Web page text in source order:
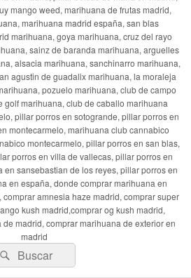
mango weed, marihuana de frutas madrid,
marihuana madrid españa, san blas
marihuana, goya marihuana, cruz del rayo
sainz de baranda marihuana, arguelles
alsacia marihuana, sanchinarro marihuana,
agustin de guadalix marihuana, la moraleja
pozuelo marihuana, club de campo
golf marihuana, club de caballo marihuana
pillar porros en sotogrande, pillar porros en
montecarmelo, marihuana club cannabico
montecarmelo, pillar porros en san blas,
porros en villa de vallecas, pillar porros en
sansebastian de los reyes, pillar porros en
en españa, donde comprar marihuana en
amnesia haze madrid, comprar super
kush madrid,comprar og kush madrid,
madrid, comprar marihuana de exterior en
madrid
BuscarBuscar